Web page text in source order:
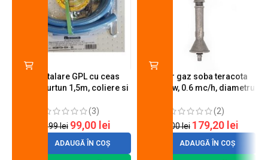
Kit instalare GPL cu ceas
butelie, furtun 1,5m, coliere si
(3)
120,99lei 99,00 lei
ADAUGĂ ÎN COȘ
Arzator gaz soba teracota
A600, 6 kw, 0.6 mc/h, diametru
(2)
200,00lei 179,20 lei
ADAUGĂ ÎN COȘ